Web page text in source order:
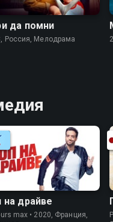
да помни
Россия, Мелодрама
на драйве
max • 2020, Франция,